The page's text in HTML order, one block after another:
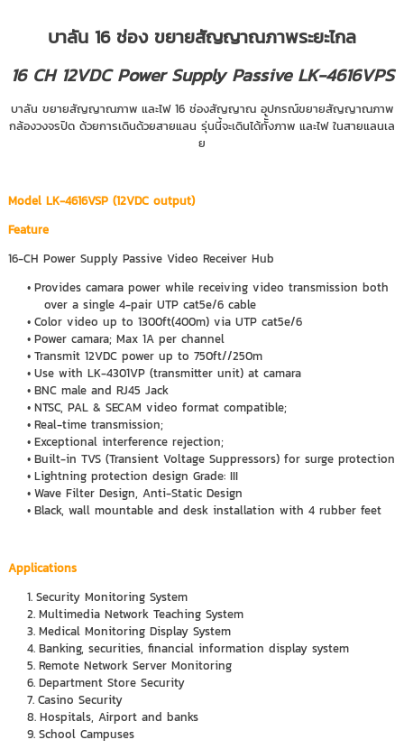
บาลัน 16 ช่อง ขยายสัญญาณภาพระยะไกล
16 CH 12VDC Power Supply Passive LK-4616VPS
บาลัน ขยายสัญญาณภาพ และไฟ 16 ช่องสัญญาณ อุปกรณ์ขยายสัญญาณภาพ
กล้องวงจรปิด ด้วยการเดินด้วยสายแลน รุ่นนี้จะเดินได้ทัั้งภาพ และไฟ ในสายแลนเล
ย
Model LK-4616VSP (12VDC output)
Feature
16-CH Power Supply Passive Video Receiver Hub
Provides camara power while receiving video transmission both
over a single 4-pair UTP cat5e/6 cable
Color video up to 1300ft(400m) via UTP cat5e/6
Power camara; Max 1A per channel
Transmit 12VDC power up to 750ft//250m
Use with LK-4301VP (transmitter unit) at camara
BNC male and RJ45 Jack
NTSC, PAL & SECAM video format compatible;
Real-time transmission;
Exceptional interference rejection;
Built-in TVS (Transient Voltage Suppressors) for surge protection
Lightning protection design Grade: III
Wave Filter Design, Anti-Static Design
Black, wall mountable and desk installation with 4 rubber feet
Applications
Security Monitoring System
Multimedia Network Teaching System
Medical Monitoring Display System
Banking, securities, financial information display system
Remote Network Server Monitoring
Department Store Security
Casino Security
Hospitals, Airport and banks
School Campuses